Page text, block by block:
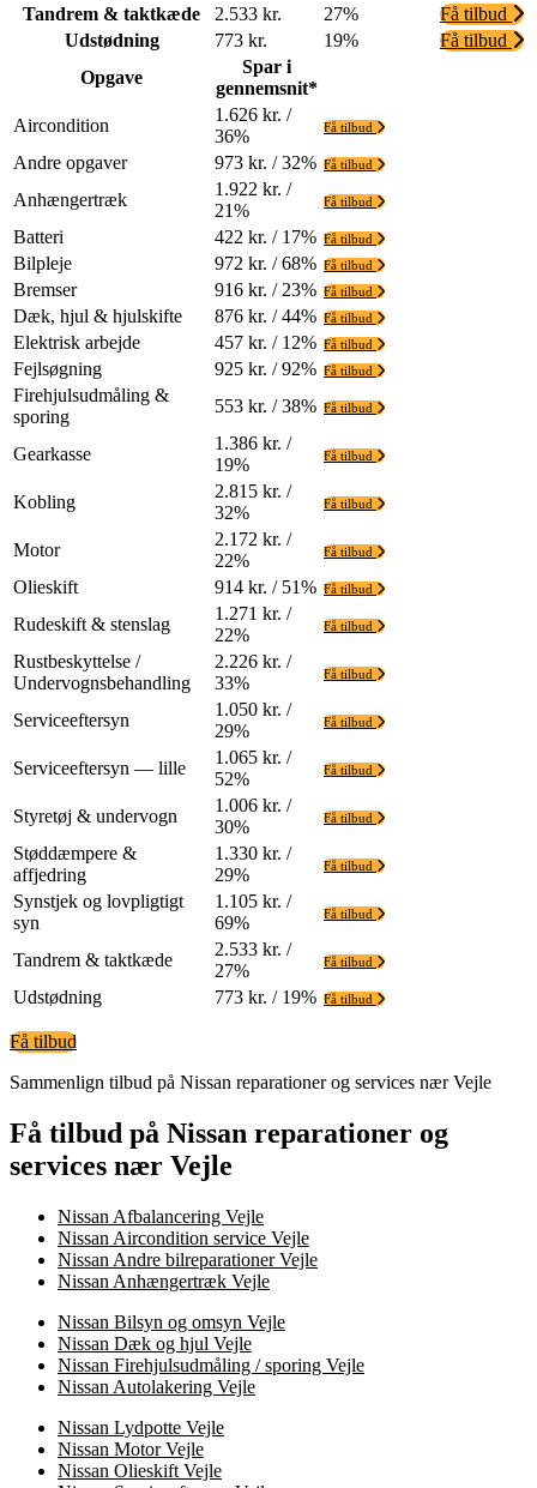
Tandrem & taktkæde
2.533 kr. 27%
Få tilbud
Udstødning
773 kr. 19%
Få tilbud
Opgave
Spar i
gennemsnit*
Aircondition
1.626 kr. /
36%
Få tilbud
Andre opgaver 973 kr. / 32% Få tilbud
Anhængertræk
1.922 kr. /
21%
Få tilbud
Batteri 422 kr. / 17% Få tilbud
Bilpleje 972 kr. / 68% Få tilbud
Bremser 916 kr. / 23% Få tilbud
Dæk, hjul & hjulskifte 876 kr. / 44% Få tilbud
Elektrisk arbejde 457 kr. / 12% Få tilbud
Fejlsøgning 925 kr. / 92% Få tilbud
Firehjulsudmåling &
sporing
553 kr. / 38% Få tilbud
Gearkasse
1.386 kr. /
19%
Få tilbud
Kobling
2.815 kr. /
32%
Få tilbud
Motor
2.172 kr. /
22%
Få tilbud
Olieskift 914 kr. / 51% Få tilbud
Rudeskift & stenslag
1.271 kr. /
22%
Få tilbud
Rustbeskyttelse /
Undervognsbehandling
2.226 kr. /
33%
Få tilbud
Serviceeftersyn
1.050 kr. /
29%
Få tilbud
Serviceeftersyn — lille
1.065 kr. /
52%
Få tilbud
Styretøj & undervogn
1.006 kr. /
30%
Få tilbud
Støddæmpere &
affjedring
1.330 kr. /
29%
Få tilbud
Synstjek og lovpligtigt
syn
1.105 kr. /
69%
Få tilbud
Tandrem & taktkæde
2.533 kr. /
27%
Få tilbud
Udstødning 773 kr. / 19% Få tilbud
Få tilbud
Sammenlign tilbud på Nissan reparationer og services nær Vejle
Få tilbud på Nissan reparationer og
services nær Vejle
Nissan Afbalancering Vejle
Nissan Aircondition service Vejle
Nissan Andre bilreparationer Vejle
Nissan Anhængertræk Vejle
Nissan Bilsyn og omsyn Vejle
Nissan Dæk og hjul Vejle
Nissan Firehjulsudmåling / sporing Vejle
Nissan Autolakering Vejle
Nissan Lydpotte Vejle
Nissan Motor Vejle
Nissan Olieskift Vejle